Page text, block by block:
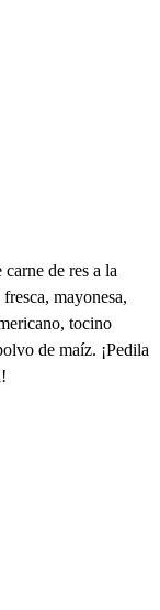
de res a la
mayonesa,
tocino
de maíz. ¡Pedila